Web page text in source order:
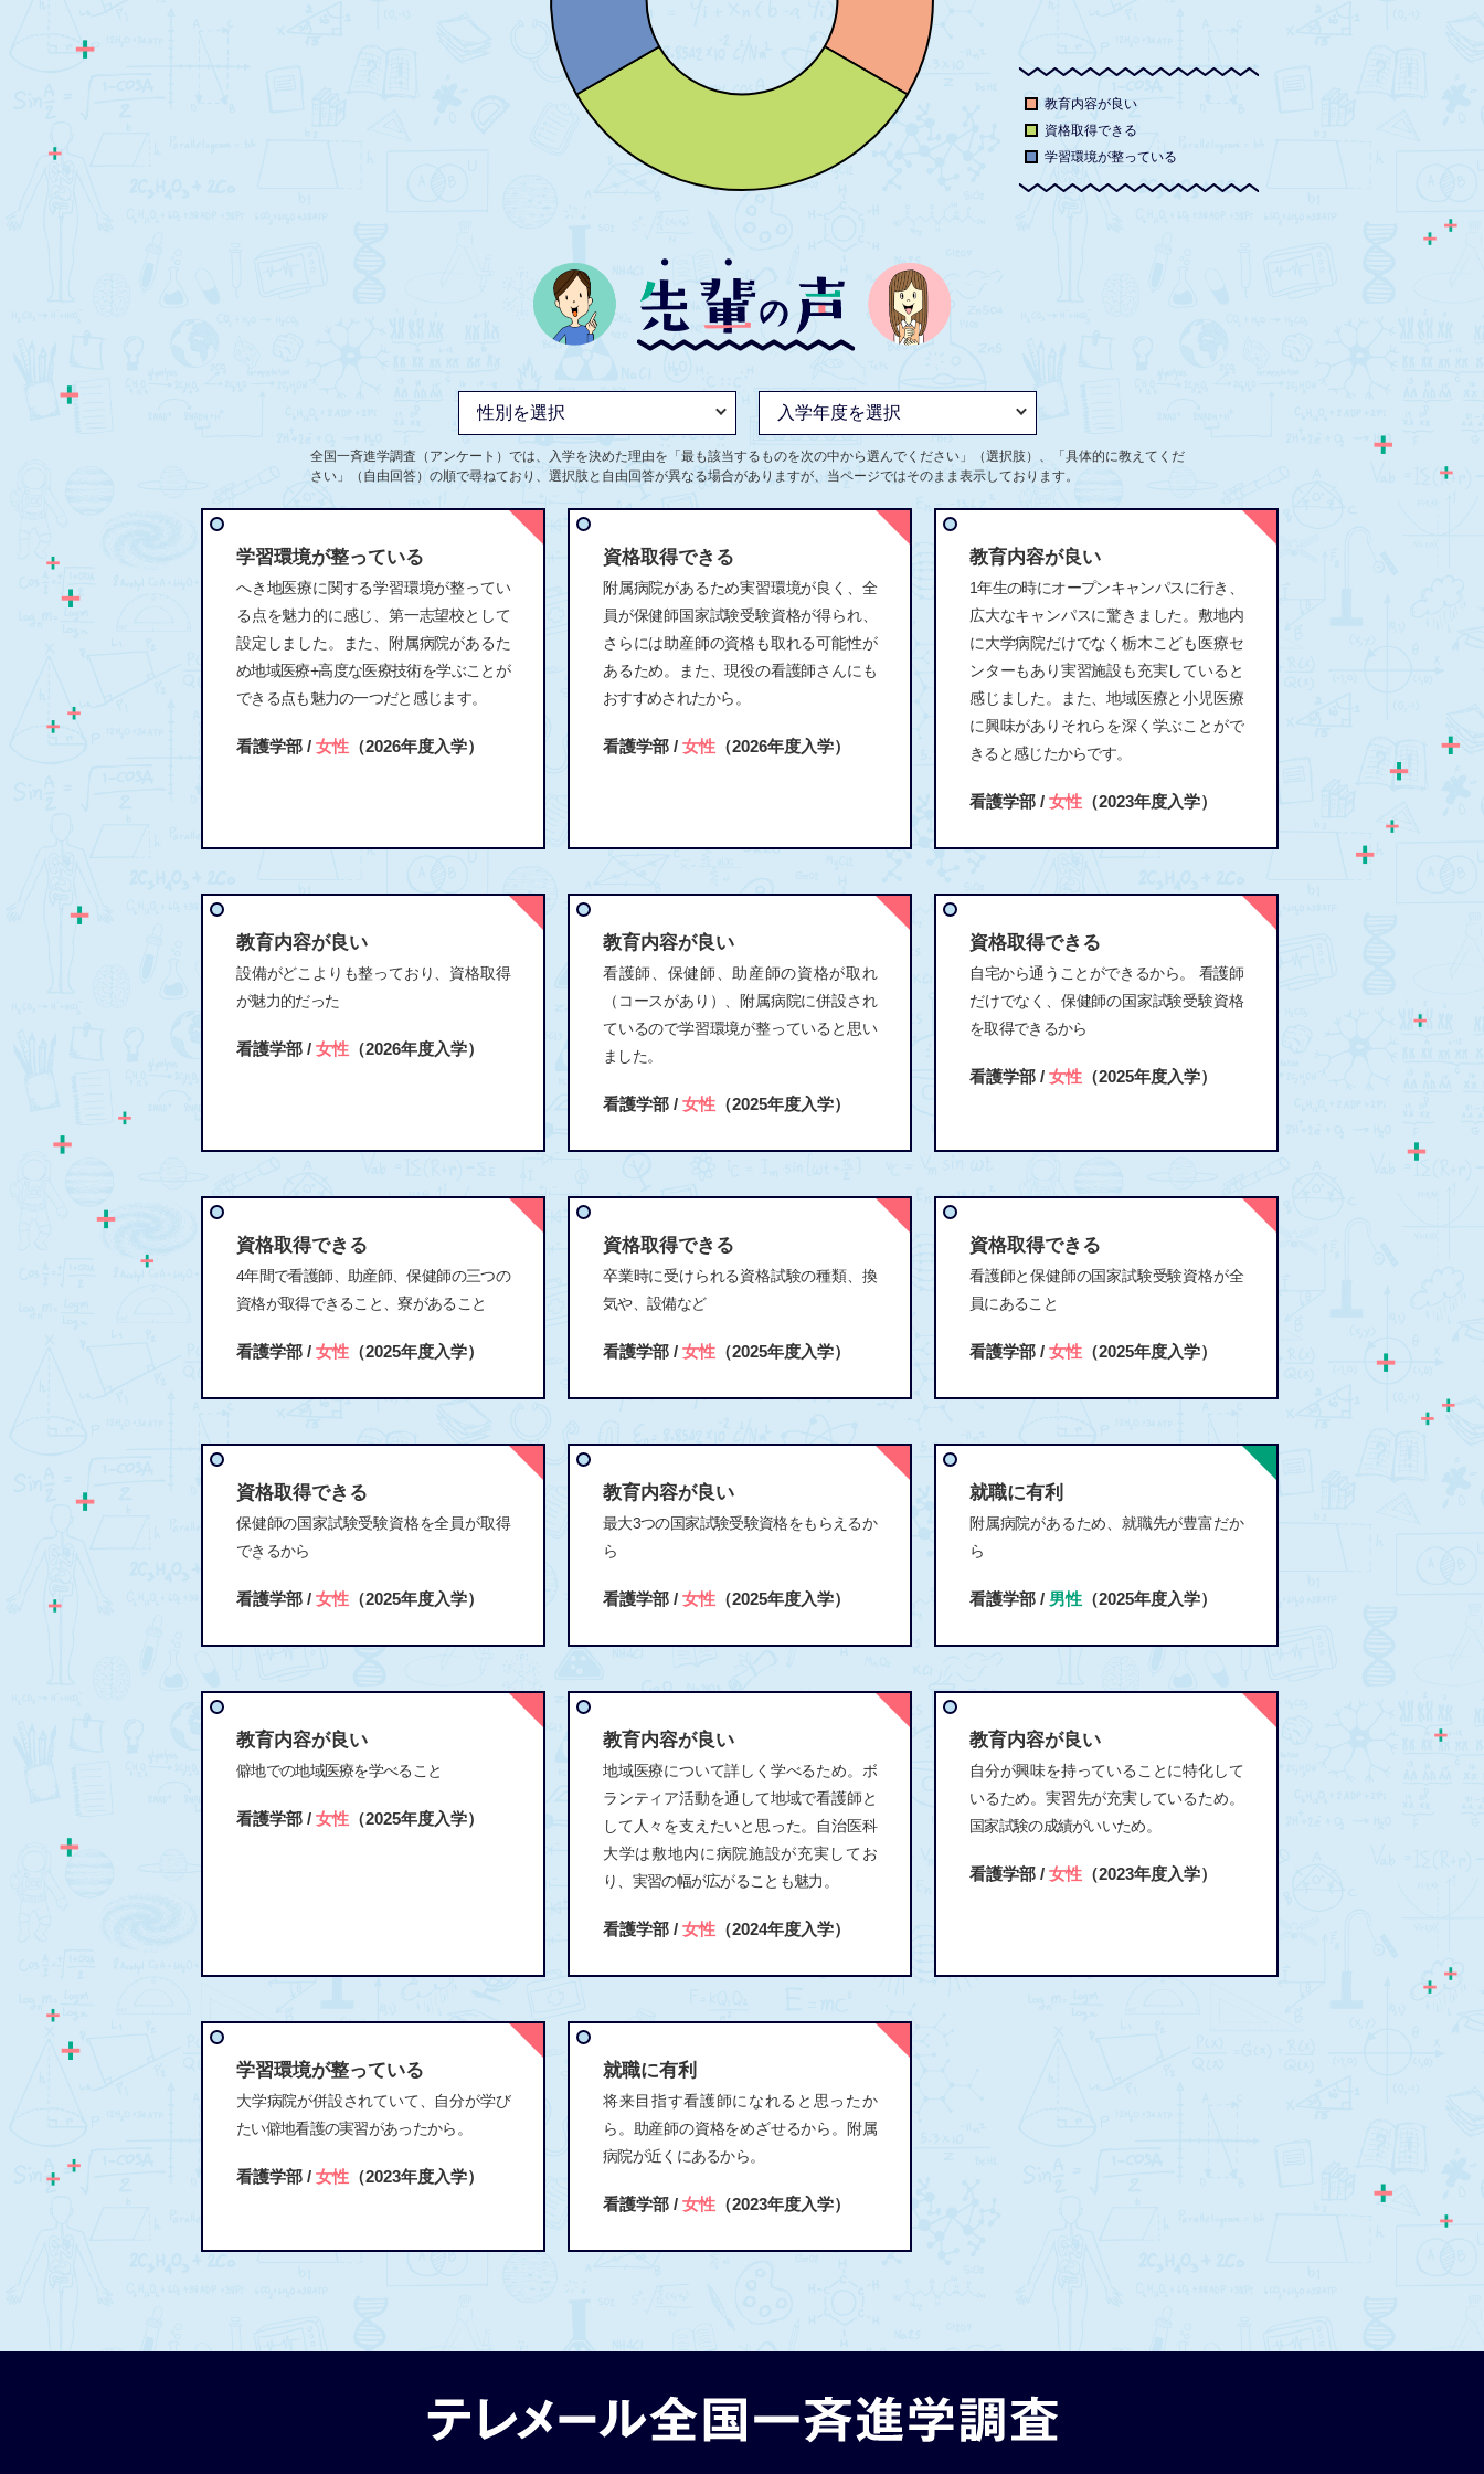
教育内容が良い
資格取得できる
学習環境が整っている
全国一斉進学調査（アンケート）では、入学を決めた理由を「最も該当するものを次の中から選んでください」（選択肢）、「具体的に教えてくだ
さい」（自由回答）の順で尋ねており、選択肢と自由回答が異なる場合がありますが、当ページではそのまま表示しております。
学習環境が整っている
へき地医療に関する学習環境が整ってい
る点を魅力的に感じ、第一志望校として
設定しました。また、附属病院があるた
め地域医療+高度な医療技術を学ぶことが
できる点も魅力の一つだと感じます。
看護学部 / 女性 （2026年度入学）
資格取得できる
附属病院があるため実習環境が良く、全
員が保健師国家試験受験資格が得られ、
さらには助産師の資格も取れる可能性が
あるため。また、現役の看護師さんにも
おすすめされたから。
看護学部 / 女性 （2026年度入学）
教育内容が良い
1年生の時にオープンキャンパスに行き、
広大なキャンパスに驚きました。敷地内
に大学病院だけでなく栃木こども医療セ
ンターもあり実習施設も充実していると
感じました。また、地域医療と小児医療
に興味がありそれらを深く学ぶことがで
きると感じたからです。
看護学部 / 女性 （2023年度入学）
教育内容が良い
設備がどこよりも整っており、資格取得
が魅力的だった
看護学部 / 女性 （2026年度入学）
教育内容が良い
看護師、保健師、助産師の資格が取れ
（コースがあり）、附属病院に併設され
ているので学習環境が整っていると思い
ました。
看護学部 / 女性 （2025年度入学）
資格取得できる
自宅から通うことができるから。 看護師
だけでなく、保健師の国家試験受験資格
を取得できるから
看護学部 / 女性 （2025年度入学）
資格取得できる
4年間で看護師、助産師、保健師の三つの
資格が取得できること、寮があること
看護学部 / 女性 （2025年度入学）
資格取得できる
卒業時に受けられる資格試験の種類、換
気や、設備など
看護学部 / 女性 （2025年度入学）
資格取得できる
看護師と保健師の国家試験受験資格が全
員にあること
看護学部 / 女性 （2025年度入学）
資格取得できる
保健師の国家試験受験資格を全員が取得
できるから
看護学部 / 女性 （2025年度入学）
教育内容が良い
最大3つの国家試験受験資格をもらえるか
ら
看護学部 / 女性 （2025年度入学）
就職に有利
附属病院があるため、就職先が豊富だか
ら
看護学部 / 男性 （2025年度入学）
教育内容が良い
僻地での地域医療を学べること
看護学部 / 女性 （2025年度入学）
教育内容が良い
地域医療について詳しく学べるため。ボ
ランティア活動を通して地域で看護師と
して人々を支えたいと思った。自治医科
大学は敷地内に病院施設が充実してお
り、実習の幅が広がることも魅力。
看護学部 / 女性 （2024年度入学）
教育内容が良い
自分が興味を持っていることに特化して
いるため。実習先が充実しているため。
国家試験の成績がいいため。
看護学部 / 女性 （2023年度入学）
学習環境が整っている
大学病院が併設されていて、自分が学び
たい僻地看護の実習があったから。
看護学部 / 女性 （2023年度入学）
就職に有利
将来目指す看護師になれると思ったか
ら。助産師の資格をめざせるから。附属
病院が近くにあるから。
看護学部 / 女性 （2023年度入学）